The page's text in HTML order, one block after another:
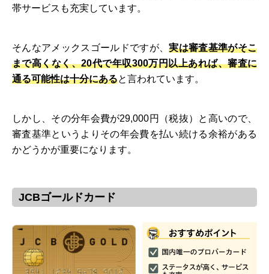
帯サービスも充実しています。
そんなアメックスゴールドですが、実は審査基準がそこ
まで高くなく、20代で年収300万円以上あれば、審査に
通る可能性は十分にあると言われています。
しかし、その分年会費が29,000円（税抜）と高いので、
審査基準というよりその年会費を払い続ける余裕がある
かどうかが重要になります。
JCBゴールドカード